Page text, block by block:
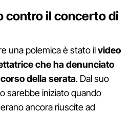
contro il concerto di
una polemica è stato ilvideo
che ha denunciato
della serata. Dal suo
sarebbe iniziato quando
ancora riuscite ad